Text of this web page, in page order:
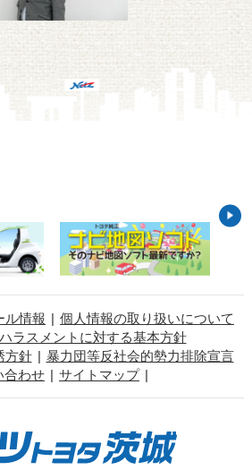
ル情報
個人情報の取り扱いについて
ラスメントに対する基本方針
方針
暴力団等反社会的勢力排除宣言
合わせ
サイトマップ